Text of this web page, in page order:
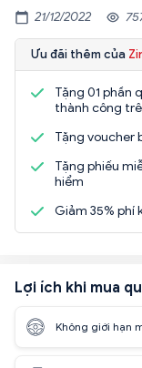
21/12/2022
Ưu đãi thêm của
Tặng 01 phần
thành công
Tặng voucher
Tặng phiếu
hiểm
Giảm 35% phí
Lợi ích khi mua
Không giới hạn